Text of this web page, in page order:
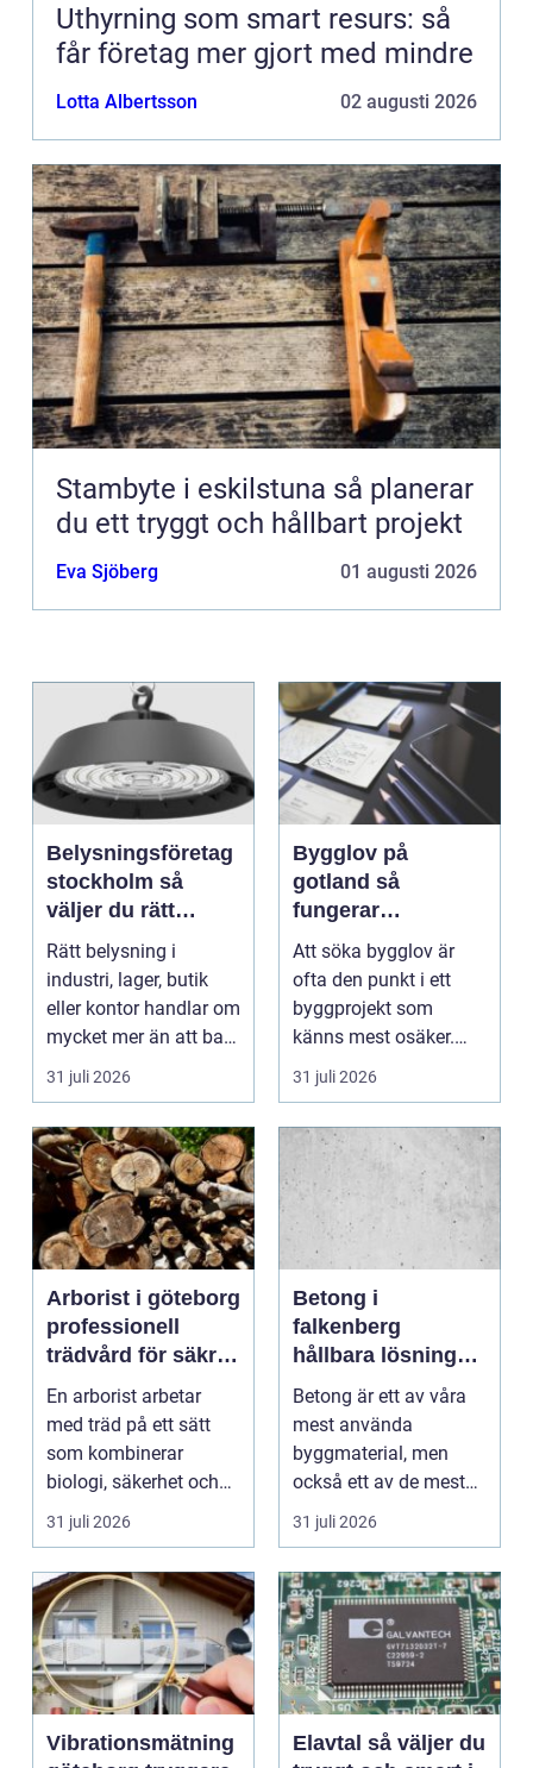
Uthyrning som smart resurs: så
får företag mer gjort med mindre
Lotta Albertsson 02 augusti 2026
Stambyte i eskilstuna så planerar
du ett tryggt och hållbart projekt
Eva Sjöberg 01 augusti 2026
Belysningsföretag
stockholm så
väljer du rätt
partner för
professionell
ljussättning
Rätt belysning i
industri, lager, butik
eller kontor handlar om
mycket mer än att bara
få det ljust....
31 juli 2026
Bygglov på
gotland så
fungerar
processen från idé
till godkänt beslut
Att söka bygglov är
ofta den punkt i ett
byggprojekt som
känns mest osäker.
Frågorna hopar sig:
vilk...
31 juli 2026
Arborist i göteborg
professionell
trädvård för säkra
och friska träd
En arborist arbetar
med träd på ett sätt
som kombinerar
biologi, säkerhet och
hantverk. I en stad so...
31 juli 2026
Betong i
falkenberg
hållbara lösningar
för grund, golv
och utemiljö
Betong är ett av våra
mest använda
byggmaterial, men
också ett av de mest
missförstådda. Många
tänke...
31 juli 2026
Vibrationsmätning
Elavtal så väljer du